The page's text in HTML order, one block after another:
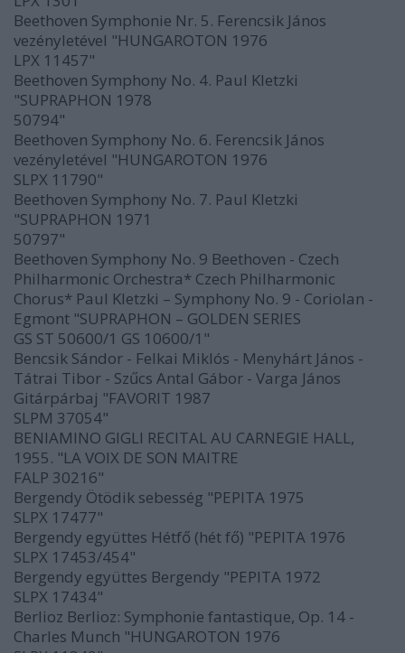
Beethoven Symphonie Nr. 5. Ferencsik János
vezényletével "HUNGAROTON 1976
LPX 11457"
Beethoven Symphony No. 4. Paul Kletzki
"SUPRAPHON 1978
50794"
Beethoven Symphony No. 6. Ferencsik János
vezényletével "HUNGAROTON 1976
SLPX 11790"
Beethoven Symphony No. 7. Paul Kletzki
"SUPRAPHON 1971
50797"
Beethoven Symphony No. 9 Beethoven - Czech
Philharmonic Orchestra* Czech Philharmonic
Chorus* Paul Kletzki ‎– Symphony No. 9 - Coriolan -
Egmont "SUPRAPHON – GOLDEN SERIES
GS ST 50600/1 GS 10600/1"
Bencsik Sándor - Felkai Miklós - Menyhárt János -
Tátrai Tibor - Szűcs Antal Gábor - Varga János
Gitárpárbaj "FAVORIT 1987
SLPM 37054"
BENIAMINO GIGLI RECITAL AU CARNEGIE HALL,
1955. "LA VOIX DE SON MAITRE
FALP 30216"
Bergendy Ötödik sebesség "PEPITA 1975
SLPX 17477"
Bergendy együttes Hétfő (hét fő) "PEPITA 1976
SLPX 17453/454"
Bergendy együttes Bergendy "PEPITA 1972
SLPX 17434"
Berlioz Berlioz: Symphonie fantastique, Op. 14 -
Charles Munch "HUNGAROTON 1976